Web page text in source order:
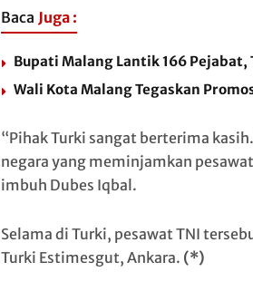
Baca Juga :
Bupati Malang Lantik 166
Wali Kota Malang Tegaskan
“Pihak Turki sangat berterima
negara yang meminjamkan
imbuh Dubes Iqbal.
Selama di Turki, pesawat TNI
Turki Estimesgut, Ankara. (*)